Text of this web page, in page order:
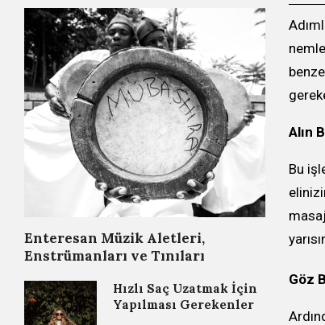
Alın
Bu
Göz
Enteresan Müzik Aletleri,
Enstrümanları ve Tınıları
Hızlı Saç Uzatmak İçin
Yapılması Gerekenler